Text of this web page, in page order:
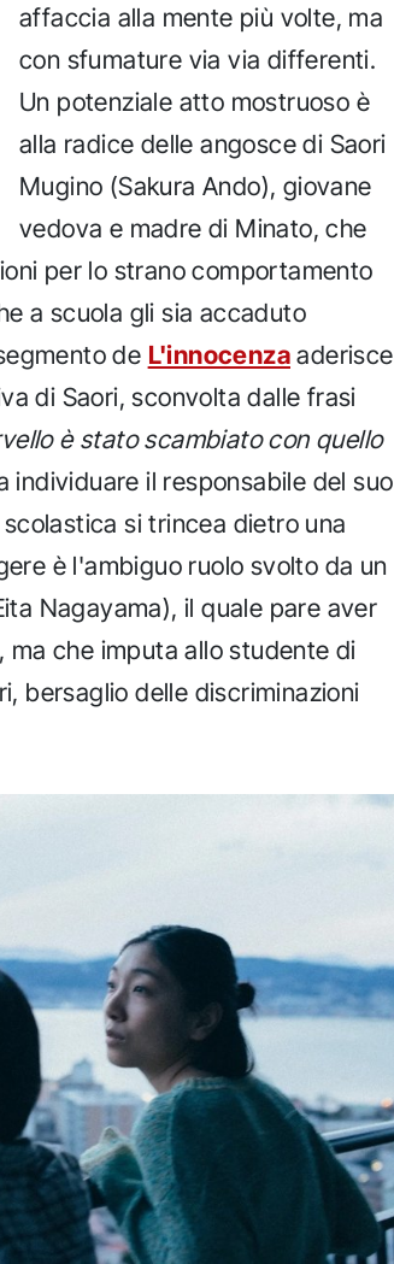
affaccia alla mente più volte, ma
con sfumature via via differenti.
Un potenziale atto mostruoso è
alla radice delle angosce di Saori
Mugino (Sakura Ando), giovane
vedova e madre di Minato, che
per lo strano comportamento
a scuola gli sia accaduto
de L'innocenza aderisce
di Saori, sconvolta dalle frasi
è stato scambiato con quello
individuare il responsabile del suo
si trincea dietro una
è l'ambiguo ruolo svolto da un
Nagayama), il quale pare aver
che imputa allo studente di
bersaglio delle discriminazioni